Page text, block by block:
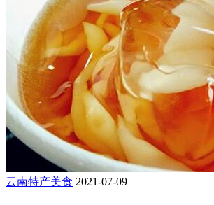
云南特产美食 2021-07-09